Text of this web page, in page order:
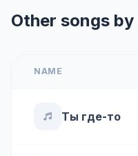
Other songs
NAME
Ты где-то